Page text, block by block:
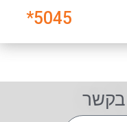
5045
*
בקשר